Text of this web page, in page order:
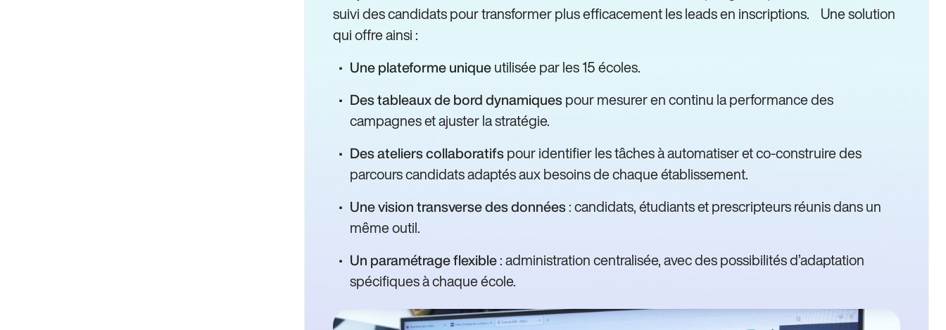
suivi des candidats pour transformer plus efficacement les leads en inscriptions. Une solution
qui offre ainsi :
Une plateforme unique utilisée par les 15 écoles.
Des tableaux de bord dynamiques pour mesurer en continu la performance des
campagnes et ajuster la stratégie.
Des ateliers collaboratifs pour identifier les tâches à automatiser et co-construire des
parcours candidats adaptés aux besoins de chaque établissement.
Une vision transverse des données: candidats, étudiants et prescripteurs réunis dans un
même outil.
Un paramétrage flexible: administration centralisée, avec des possibilités d’adaptation
spécifiques à chaque école.